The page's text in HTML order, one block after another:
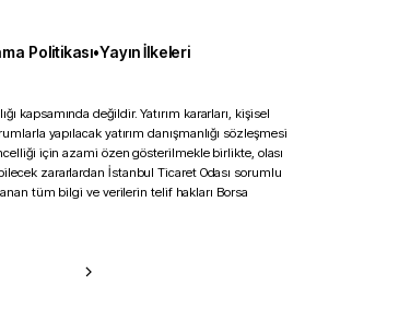
Politikası•Yayın İlkeleri
kapsamında değildir. Yatırım kararları, kişisel
yapılacak yatırım danışmanlığı sözleşmesi
için azami özen gösterilmekle birlikte, olası
zararlardan İstanbul Ticaret Odası sorumlu
tüm bilgi ve verilerin telif hakları Borsa